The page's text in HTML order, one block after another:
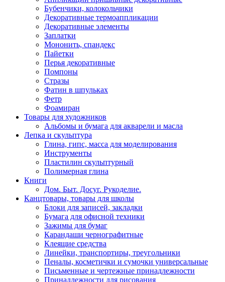
Бубенчики, колокольчики
Декоративные термоаппликации
Декоративные элементы
Заплатки
Мононить, спандекс
Пайетки
Перья декоративные
Помпоны
Стразы
Фатин в шпульках
Фетр
Фоамиран
Товары для художников
Альбомы и бумага для акварели и масла
Лепка и скульптура
Глина, гипс, масса для моделирования
Инструменты
Пластилин скульптурный
Полимерная глина
Книги
Дом. Быт. Досуг. Рукоделие.
Канцтовары, товары для школы
Блоки для записей, закладки
Бумага для офисной техники
Зажимы для бумаг
Карандаши чернографитные
Клеящие средства
Линейки, транспортиры, треугольники
Пеналы, косметички и сумочки универсальные
Письменные и чертежные принадлежности
Принадлежности для рисования